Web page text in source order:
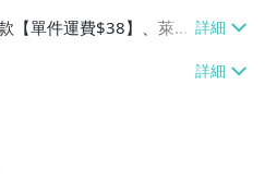
【單件運費$38】、萊爾
費$60】、郵局掛號